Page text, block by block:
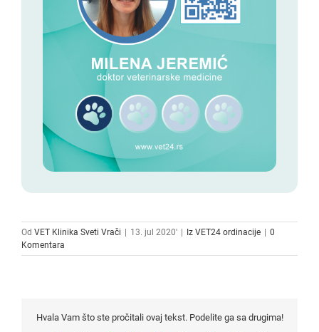
Od VET Klinika Sveti Vrači | 13. jul 2020' | Iz VET24 ordinacije | 0
Komentara
Hvala Vam što ste pročitali ovaj tekst. Podelite ga sa drugima!